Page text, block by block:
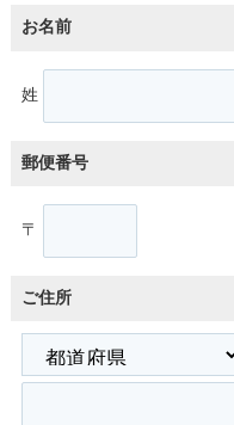
お名前
姓
郵便番号
〒
ご住所